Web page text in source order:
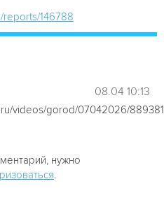
reports/146788
08.04 10:13
videos/gorod/07042026/889381
нужно